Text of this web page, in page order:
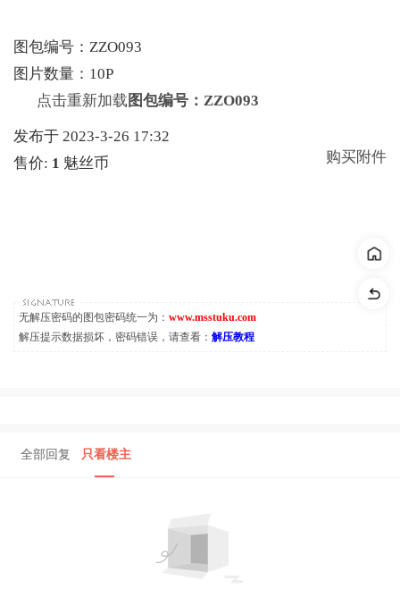
图包编号：ZZO093
图片数量：10P
点击重新加载 图包编号：ZZO093
发布于 2023-3-26 17:32
售价: 1 魅丝币 购买附件
无解压密码的图包密码统一为： www.msstuku.com
解压提示数据损坏，密码错误，请查看： 解压教程
全部回复 只看楼主